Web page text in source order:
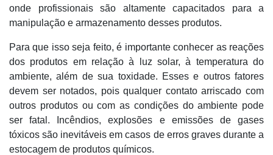
onde profissionais são altamente capacitados para a
manipulação e armazenamento desses produtos.
Para que isso seja feito, é importante conhecer as reações
dos produtos em relação à luz solar, à temperatura do
ambiente, além de sua toxidade. Esses e outros fatores
devem ser notados, pois qualquer contato arriscado com
outros produtos ou com as condições do ambiente pode
ser fatal. Incêndios, explosões e emissões de gases
tóxicos são inevitáveis em casos de erros graves durante a
estocagem de produtos químicos.